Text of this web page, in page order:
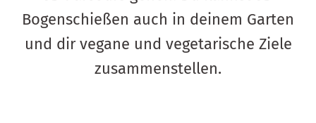
Bogenschießen auch in deinem Garten
und dir vegane und vegetarische Ziele
zusammenstellen.